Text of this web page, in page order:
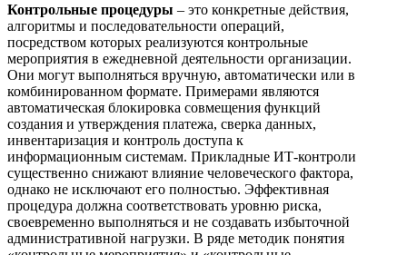
Контрольные процедуры – это конкретные действия,
алгоритмы и последовательности операций,
посредством которых реализуются контрольные
мероприятия в ежедневной деятельности организации.
Они могут выполняться вручную, автоматически или в
комбинированном формате. Примерами являются
автоматическая блокировка совмещения функций
создания и утверждения платежа, сверка данных,
инвентаризация и контроль доступа к
информационным системам. Прикладные ИТ-контроли
существенно снижают влияние человеческого фактора,
однако не исключают его полностью. Эффективная
процедура должна соответствовать уровню риска,
своевременно выполняться и не создавать избыточной
административной нагрузки. В ряде методик понятия